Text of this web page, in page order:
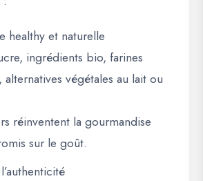
healthy et naturelle
ingrédients bio, farines
alternatives végétales au lait ou
réinventent la gourmandise
sur le goût.